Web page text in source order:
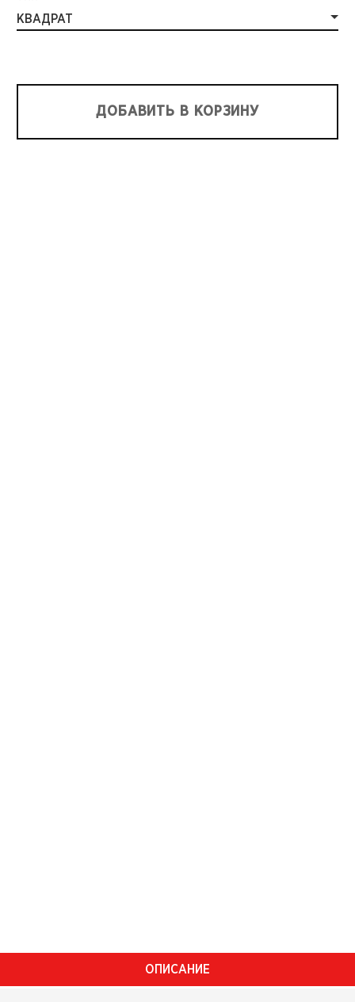
КВАДРАТ
ДОБАВИТЬ В КОРЗИНУ
ОПИСАНИЕ